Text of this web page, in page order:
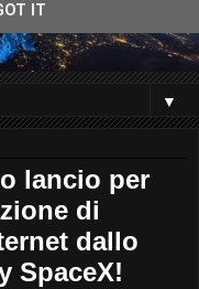
▼
lancio per
di
dallo
SpaceX!
IT